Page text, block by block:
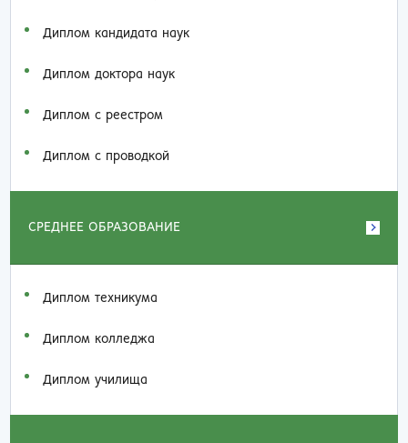
Диплом кандидата наук
Диплом доктора наук
Диплом с реестром
Диплом с проводкой
СРЕДНЕЕ ОБРАЗОВАНИЕ
Диплом техникума
Диплом колледжа
Диплом училища